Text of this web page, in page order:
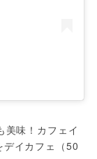
美味！カフェイ
デイカフェ（50